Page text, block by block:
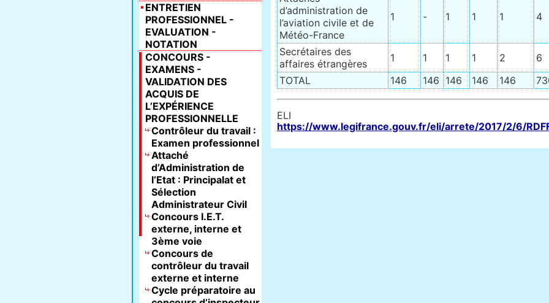
d’administration de
l’aviation civile et de
Météo-France
1 - 1 1 1 4
Secrétaires des
affaires étrangères
1 1 1 1 2
6
TOTAL
146 146 146 146 146
ELI
https://www.legifrance.gouv.fr/eli/arrete/2017/2/6/
ENTRETIEN
PROFESSIONNEL -
EVALUATION -
NOTATION
CONCOURS -
EXAMENS -
VALIDATION DES
ACQUIS DE
L’EXPÉRIENCE
PROFESSIONNELLE
Contrôleur du travail :
Examen professionnel
Attaché
d’Administration de
l’Etat : Principalat et
Sélection
Administrateur Civil
Concours I.E.T.
externe, interne et
3ème voie
Concours de
contrôleur du travail
externe et interne
Cycle préparatoire au